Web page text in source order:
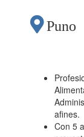
Puno
afines.
Con 5